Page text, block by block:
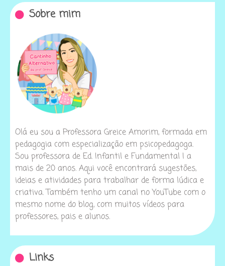
Sobre mim
Olá eu sou a Professora Greice Amorim, formada em
pedagogia com especialização em psicopedagoga.
Sou professora de Ed. Infantil e Fundamental I a
mais de 20 anos. Aqui você encontrará sugestões,
ideias e atividades para trabalhar de forma lúdica e
criativa. Também tenho um canal no YouTube com o
mesmo nome do blog, com muitos vídeos para
professores, pais e alunos.
Links